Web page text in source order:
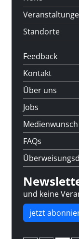
Standorte
Feedback
Kontakt
Über uns
Jobs
Medienwunsch
FAQs
und keine
jetzt